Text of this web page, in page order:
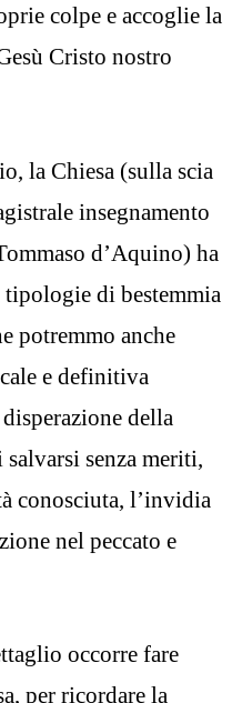
colpe e accoglie la
Cristo nostro
la Chiesa (sulla scia
insegnamento
d’Aquino) ha
di bestemmia
potremmo anche
e definitiva
della
senza meriti,
conosciuta, l’invidia
nel peccato e
occorre fare
per ricordare la